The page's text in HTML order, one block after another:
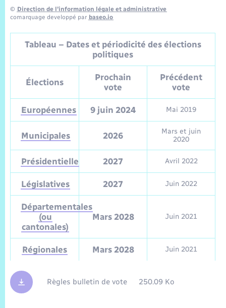
© Direction de l’information légale et administrative
comarquage developpé par baseo.io
Tableau – Dates et périodicité des élections
politiques
Élections
Prochain
vote
Précédent
vote
Européennes 9 juin 2024 Mai 2019
Municipales 2026
Mars et juin
2020
Présidentielle 2027 Avril 2022
Législatives 2027 Juin 2022
Départementales
(ou
cantonales)
Mars 2028 Juin 2021
Régionales Mars 2028 Juin 2021
Règles bulletin de vote 250.09 Ko